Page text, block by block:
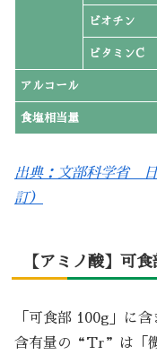
ビオチン
ビタミンC
アルコール
食塩相当量
出典：文部科学省
訂）
【アミノ酸】可
「可食部 100g」に
含有量の“Tr”は「